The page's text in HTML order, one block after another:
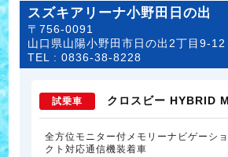
スズキアリーナ小野田日の出
〒756-0091
山口県山陽小野田市日の出2丁目9-12
TEL :0836-38-8228
試乗車 クロスビー HYBRID
全方位モニター付メモリーナビゲーシ
クト対応通信機装着車